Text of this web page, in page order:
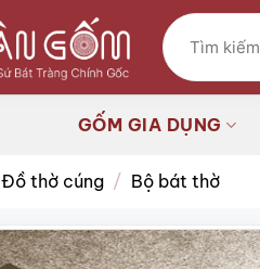
Tìm
kiếm:
GỐM GIA DỤNG
Đồ thờ cúng / Bộ bát thờ